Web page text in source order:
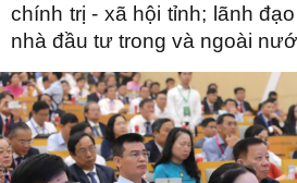
chính trị - xã hội tỉnh; lãnh
nhà đầu tư trong và ngoài